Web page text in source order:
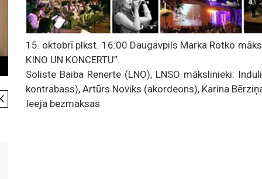
15. oktobrī plkst. 16:00 Daugavpils Marka Rotko
KINO UN KONCERTU”.
Soliste Baiba Renerte (LNO), LNSO mākslinieki:
kontrabass), Artūrs Noviks (akordeons), Karina
Ieeja bezmaksas